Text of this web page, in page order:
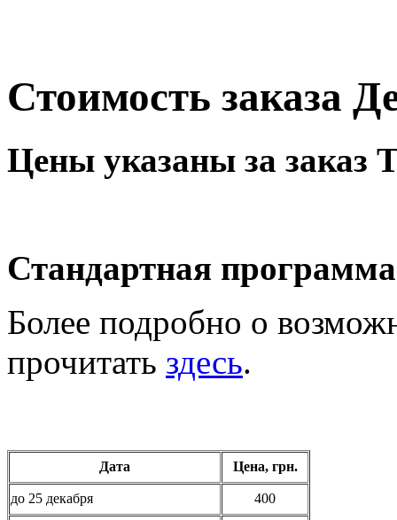
Стоимость заказа
Цены указаны за
Стандартная
Более подробно о
прочитать здесь.
Дата Цена, грн.
до 25 декабря 400